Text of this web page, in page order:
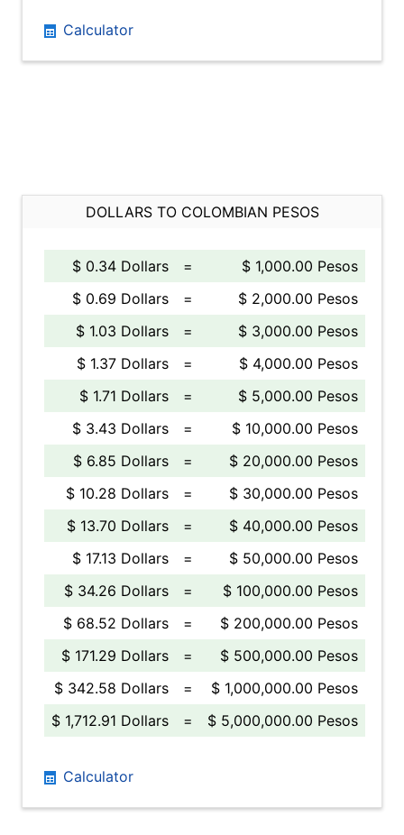
Calculator
DOLLARS TO COLOMBIAN PESOS
$ 0.34 Dollars =
$ 1,000.00 Pesos
$ 0.69 Dollars
=
$ 2,000.00 Pesos
$ 1.03 Dollars
=
$ 3,000.00 Pesos
$ 1.37 Dollars
=
$ 4,000.00 Pesos
$ 1.71 Dollars
=
$ 5,000.00 Pesos
$ 3.43 Dollars
=
$ 10,000.00 Pesos
$ 6.85 Dollars
=
$ 20,000.00 Pesos
$ 10.28 Dollars
=
$ 30,000.00 Pesos
$ 13.70 Dollars
=
$ 40,000.00 Pesos
$ 17.13 Dollars
=
$ 50,000.00 Pesos
$ 34.26 Dollars
=
$ 100,000.00 Pesos
$ 68.52 Dollars
=
$ 200,000.00 Pesos
$ 171.29 Dollars
=
$ 500,000.00 Pesos
$ 342.58 Dollars
=
$ 1,000,000.00 Pesos
$ 1,712.91 Dollars
= $ 5,000,000.00 Pesos
Calculator